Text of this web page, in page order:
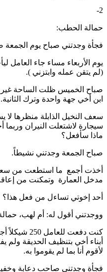
2-
حمالة الحطب:
فجأة وجدتني صباح يوم
يوم الأربعاء مساء جاء العامل
(لم يتقن عمله وابتزني ).
صباح الخميس ظلت الساحة
ابن أخي جهة واحدة وترك الثانية.
سعف النخيل الذابلة منظرها
سيجارة لاشتعلت النيران
ماذا سأفعل؟
صباح الجمعة وجدتني نشيطاً.
أخذت أجمع ما استطعت من
مدخل العمارة وتمكنت من
أحد إخوتي تساءل من فعل هذا؟
ووجدتني أقول له: أم لهب،
كنت دفعت
أبناء أخي بتنظيف الحديقة ولم
لأقوم أنا بما لم يقوموا به.
فجأة وجدتني صاحب دعابة